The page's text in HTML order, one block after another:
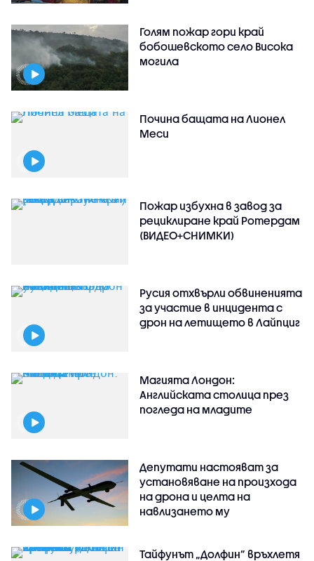
Голям пожар гори край
бобошевското село Висока
могила
Почина бащата на Лионел
Меси
Пожар избухна в завод за
рециклиране край Ротердам
(ВИДЕО+СНИМКИ)
Русия отхвърли обвиненията
за участие в инцидента с
дрон на летището в Лайпциг
Магията Лондон:
Английската столица през
погледа на младите
Депутати настояват за
установяване на произхода
на дрона и целта на
навлизането му
Тайфунът „Долфин” връхлетя